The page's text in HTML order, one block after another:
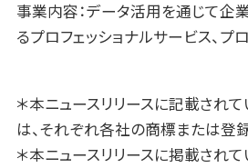
事業内容：データ活用を通じて企
るプロフェッショナルサービス、プ
＊本ニュースリリースに記載され
は、それぞれ各社の商標または登
＊本ニュースリリースに掲載され